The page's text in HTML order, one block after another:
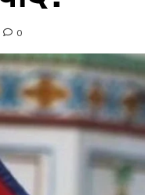
0